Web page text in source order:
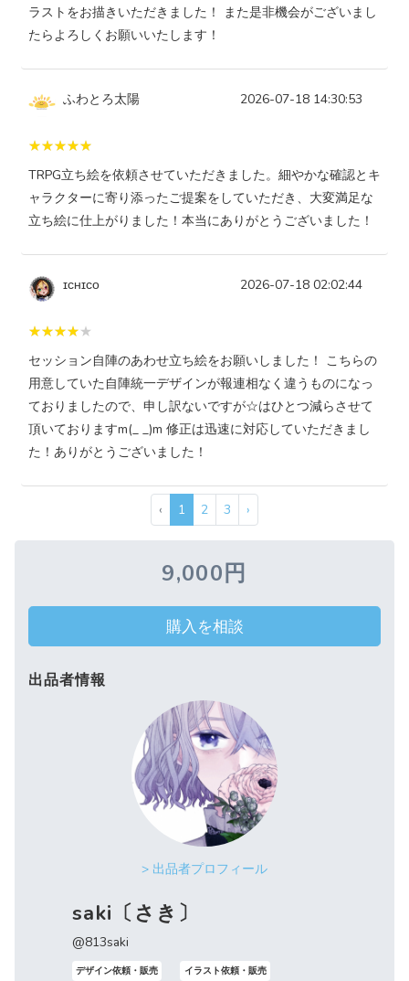
ラストをお描きいただきました！ また是非機会がございまし
たらよろしくお願いいたします！
ふわとろ太陽 2026-07-18 14:30:53
TRPG立ち絵を依頼させていただきました。細やかな確認とキ
ャラクターに寄り添ったご提案をしていただき、大変満足な
立ち絵に仕上がりました！本当にありがとうございました！
ɪᴄʜɪᴄᴏ 2026-07-18 02:02:44
セッション自陣のあわせ立ち絵をお願いしました！ こちらの
用意していた自陣統一デザインが報連相なく違うものになっ
ておりましたので、申し訳ないですが☆はひとつ減らさせて
頂いておりますm(_ _)m 修正は迅速に対応していただきまし
た！ありがとうございました！
‹ 1 2 3 ›
9,000円
購入を相談
出品者情報
> 出品者プロフィール
saki〔さき〕
@813saki
デザイン依頼・販売 イラスト依頼・販売